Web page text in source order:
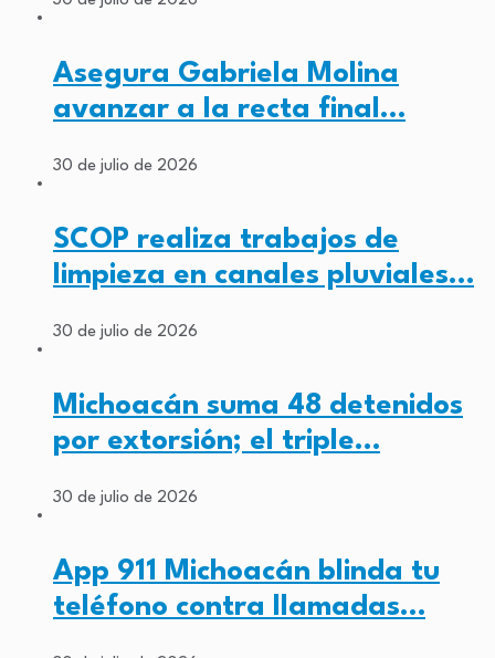
Asegura Gabriela Molina
avanzar a la recta final…
30 de julio de 2026
SCOP realiza trabajos de
limpieza en canales pluviales…
30 de julio de 2026
Michoacán suma 48 detenidos
por extorsión; el triple…
30 de julio de 2026
App 911 Michoacán blinda tu
teléfono contra llamadas…